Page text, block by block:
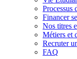
Processus
Financer
Nos titres
Métiers et
Recruter
FAQ